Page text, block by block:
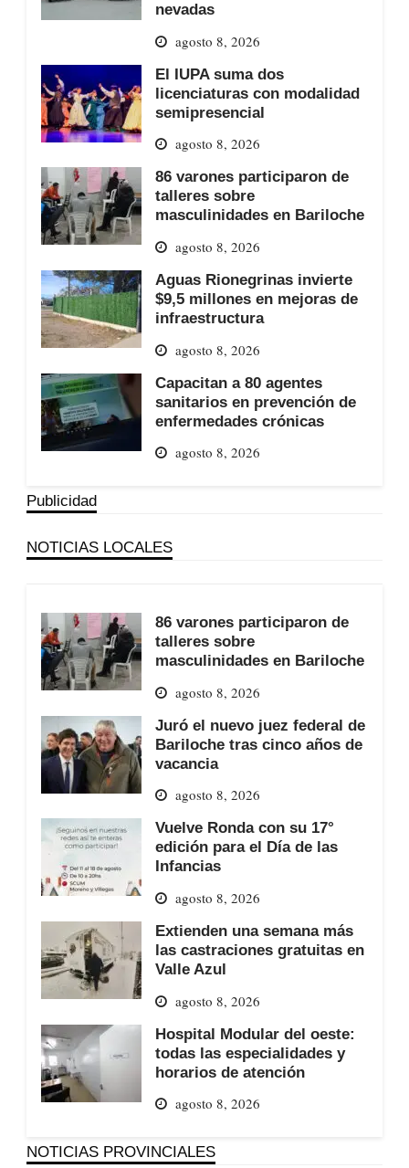
nevadas
agosto 8, 2026
El IUPA suma dos
licenciaturas con modalidad
semipresencial
agosto 8, 2026
86 varones participaron de
talleres sobre
masculinidades en Bariloche
agosto 8, 2026
Aguas Rionegrinas invierte
$9,5 millones en mejoras de
infraestructura
agosto 8, 2026
Capacitan a 80 agentes
sanitarios en prevención de
enfermedades crónicas
agosto 8, 2026
Publicidad
NOTICIAS LOCALES
86 varones participaron de
talleres sobre
masculinidades en Bariloche
agosto 8, 2026
Juró el nuevo juez federal de
Bariloche tras cinco años de
vacancia
agosto 8, 2026
Vuelve Ronda con su 17°
edición para el Día de las
Infancias
agosto 8, 2026
Extienden una semana más
las castraciones gratuitas en
Valle Azul
agosto 8, 2026
Hospital Modular del oeste:
todas las especialidades y
horarios de atención
agosto 8, 2026
NOTICIAS PROVINCIALES